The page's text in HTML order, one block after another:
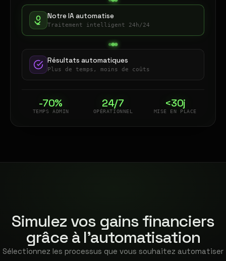
Notre IA automatise
Traitement intelligent 24h/24
Résultats automatiques
Plus de temps, moins de coûts
-70%
TEMPS ADMIN
24/7
OPÉRATIONNEL
<30j
MISE EN PLACE
Simulez vos gains financiers
grâce à l'automatisation
Sélectionnez les processus que vous souhaitez automatiser